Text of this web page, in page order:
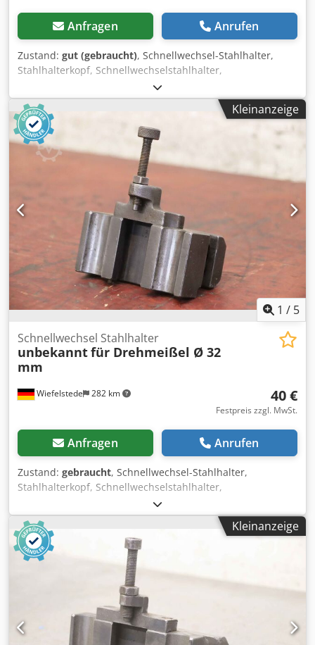
Anfragen Anrufen
Zustand: gut (gebraucht), Schnellwechsel-Stahlhalter,
Stahlhalterkopf, Schnellwechselstahlhalter,
Schnellwechsel-Bohrstahlhalter, Schnellwechsel-
Bohrstangenhalter, Schnellwechsel-Drehstahlhalter,
Stahlhalter Dcedpfx Aljwa Rt Iscsk -Schnellwechsel
Stahlhalter: Schnellwechsel-Drehstahlhalter -
Aufnahmeabmessungen: siehe Fotos -
Spanwerkzeugaufnahme: Ø 31 mm MK4 -Abmessungen:
135/55/H125 mm -Gewicht: 2,7 kg
Kleinanzeige
1 / 5
Wiefelstede 282 km
Schnellwechsel Stahlhalter
unbekanntfür Drehmeißel Ø 32
mm
40 €
Festpreis zzgl. MwSt.
Anfragen Anrufen
Zustand: gebraucht, Schnellwechsel-Stahlhalter,
Stahlhalterkopf, Schnellwechselstahlhalter,
Schnellwechsel-Bohrstahlhalter, Schnellwechsel-
Bohrstangenhalter, Schnellwechsel-Drehstahlhalter
Dcsdsuypziepfx Alcjk -Schnellwechsel Stahlhalter:
Schnellwechsel-Bohrstangenhalter -
Aufnahmeabmessungen: siehe Fotos -Anzahl: 2x
Stahlhalter vorhanden -Preis: pro Stück -Abmessungen:
115/55/H130 mm -Gewicht: 1,5 kg/St.
Kleinanzeige